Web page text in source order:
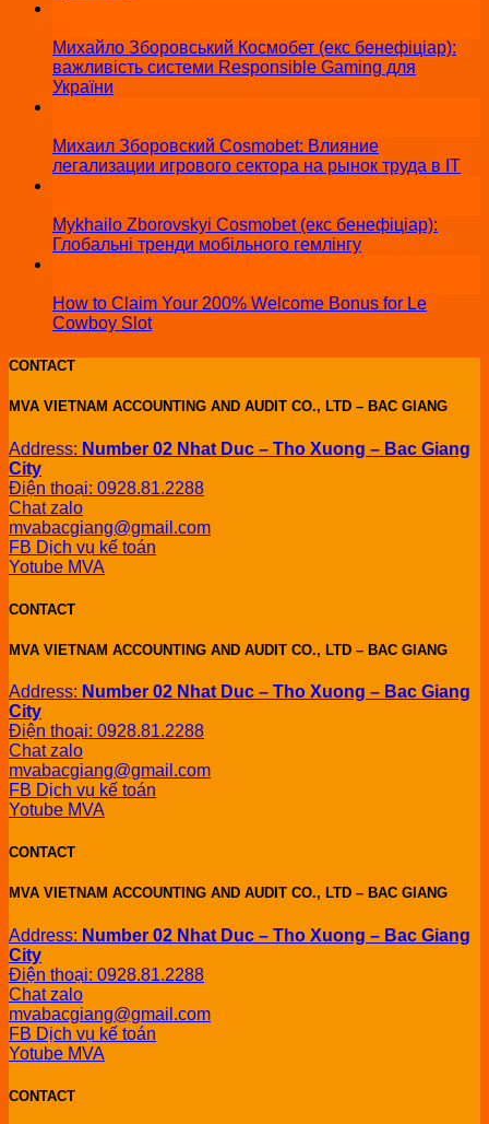
Михайло Зборовський Космобет (екс бенефіціар):
важливість системи Responsible Gaming для
України
Михаил Зборовский Cosmobet: Влияние
легализации игрового сектора на рынок труда в IT
Mykhailo Zborovskyi Cosmobet (екс бенефіціар):
Глобальні тренди мобільного гемлінгу
How to Claim Your 200% Welcome Bonus for Le
Cowboy Slot
CONTACT
MVA VIETNAM ACCOUNTING AND AUDIT CO., LTD – BAC GIANG
Address: Number 02 Nhat Duc – Tho Xuong – Bac Giang
City
Điện thoại: 0928.81.2288
Chat zalo
mvabacgiang@gmail.com
FB Dịch vụ kế toán
Yotube MVA
CONTACT
MVA VIETNAM ACCOUNTING AND AUDIT CO., LTD – BAC GIANG
Address: Number 02 Nhat Duc – Tho Xuong – Bac Giang
City
Điện thoại: 0928.81.2288
Chat zalo
mvabacgiang@gmail.com
FB Dịch vụ kế toán
Yotube MVA
CONTACT
MVA VIETNAM ACCOUNTING AND AUDIT CO., LTD – BAC GIANG
Address: Number 02 Nhat Duc – Tho Xuong – Bac Giang
City
Điện thoại: 0928.81.2288
Chat zalo
mvabacgiang@gmail.com
FB Dịch vụ kế toán
Yotube MVA
CONTACT